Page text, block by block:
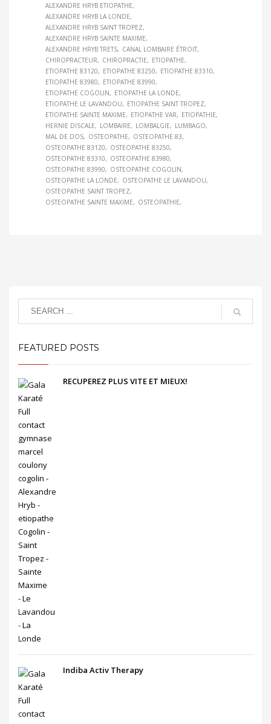
ALEXANDRE HRYB ETIOPATHE
ALEXANDRE HRYB LA LONDE
ALEXANDRE HRYB SAINT TROPEZ
ALEXANDRE HRYB SAINTE MAXIME
ALEXANDRE HRYB TRETS
CANAL LOMBAIRE ÉTROIT
CHIROPRACTEUR
CHIROPRACTIE
ETIOPATHE
ETIOPATHE 83120
ETIOPATHE 83250
ETIOPATHE 83310
ETIOPATHE 83980
ETIOPATHE 83990
ETIOPATHE COGOLIN
ETIOPATHE LA LONDE
ETIOPATHE LE LAVANDOU
ETIOPATHE SAINT TROPEZ
ETIOPATHE SAINTE MAXIME
ETIOPATHE VAR
ETIOPATHIE
HERNIE DISCALE
LOMBAIRE LOMBALGIE
LUMBAGO
MAL DE DOS
OSTEOPATHE
OSTEOPATHE 83
OSTEOPATHE 83120
OSTEOPATHE 83250
OSTEOPATHE 83310
OSTEOPATHE 83980
OSTEOPATHE 83990
OSTEOPATHE COGOLIN
OSTEOPATHE LA LONDE
OSTEOPATHE LE LAVANDOU
OSTEOPATHE SAINT TROPEZ
OSTEOPATHE SAINTE MAXIME
OSTEOPATHIE
FEATURED POSTS
RECUPEREZ PLUS VITE ET MIEUX!
Indiba Activ Therapy